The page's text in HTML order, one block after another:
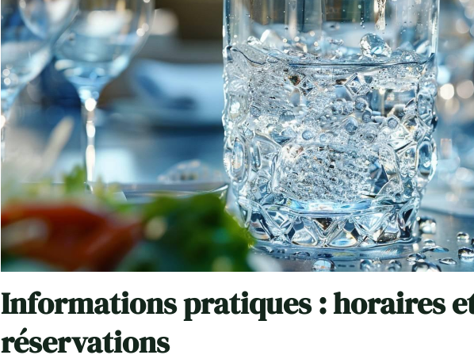
Informations pratiques : horaires
réservations